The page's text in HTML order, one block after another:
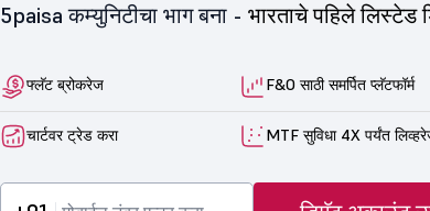
5paisa कम्युनिटीचा भाग बना - भारताचे पहिले लिस्टेड
फ्लॅट ब्रोकरेज F&O साठी समर्पित प्लॅटफॉर्म
चार्टवर ट्रेड करा MTF सुविधा 4X पर्यंत